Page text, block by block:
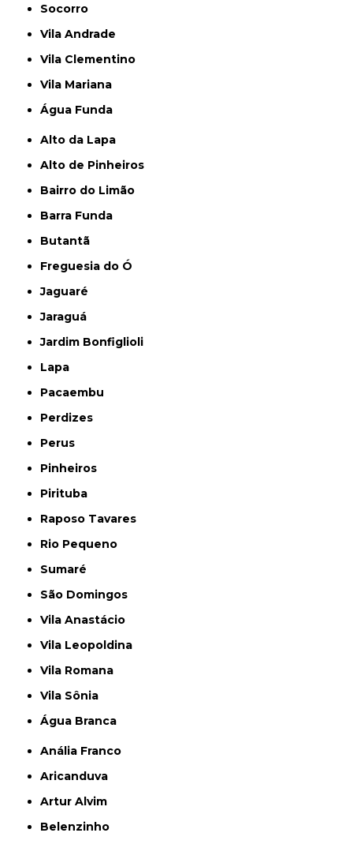
Socorro
Vila Andrade
Vila Clementino
Vila Mariana
Água Funda
Alto da Lapa
Alto de Pinheiros
Bairro do Limão
Barra Funda
Butantã
Freguesia do Ó
Jaguaré
Jaraguá
Jardim Bonfiglioli
Lapa
Pacaembu
Perdizes
Perus
Pinheiros
Pirituba
Raposo Tavares
Rio Pequeno
Sumaré
São Domingos
Vila Anastácio
Vila Leopoldina
Vila Romana
Vila Sônia
Água Branca
Anália Franco
Aricanduva
Artur Alvim
Belenzinho